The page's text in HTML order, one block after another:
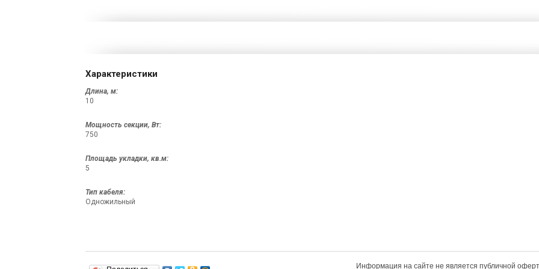
Характеристики
Длина, м:
10
Мощность секции, Вт:
750
Площадь укладки, кв.м:
5
Тип кабеля:
Одножильный
Информация на сайте не является публичной